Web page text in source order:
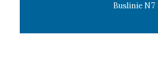
Buslinie N7